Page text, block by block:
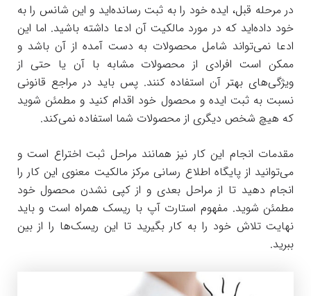
در مرحله قبل، ایده خود را به ثبت رسانده‌اید و این شانس را به
خود داده‌اید که در مورد مالکیت آن ادعا داشته باشید. اما این
ادعا نمی‌تواند شامل محصولات به دست آمده از آن باشد و
ممکن است افرادی از محصولات مشابه با آن یا حتی از
ویژگی‌های بهتر آن استفاده کنند. پس باید در مراجع قانونی
نسبت به ثبت ایده و محصول خود اقدام کنید و مطمئن شوید
که هیچ شخص دیگری از محصولات شما استفاده نمی‌کند.
مقدمات انجام این کار نیز همانند مراحل ثبت اختراع است و
می‌توانید از پایگاه اطلاع رسانی مرکز مالکیت معنوی این کار را
انجام دهید تا از مراحل بعدی و از کپی نشدن محصول خود
مطمئن شوید. مفهوم استارت آپ با ریسک همراه است و باید
نهایت تلاش خود را به کار بگیرید تا این ریسک‌ها را از بین
ببرید.